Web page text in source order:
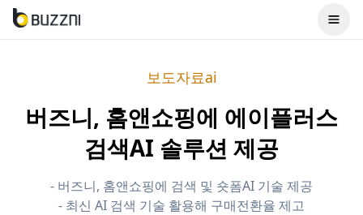
보도자료ai
버즈니, 홈앤쇼핑에 에이플러스
검색AI 솔루션 제공
- 버즈니, 홈앤쇼핑에 검색 및 숏폼AI 기술 제공
- 최신 AI 검색 기술 활용해 구매전환율 제고